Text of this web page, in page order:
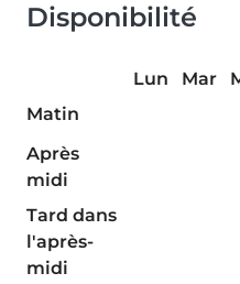
Disponibilité
Lun Mar
Matin
Après
midi
Tard dans
l'après-
midi